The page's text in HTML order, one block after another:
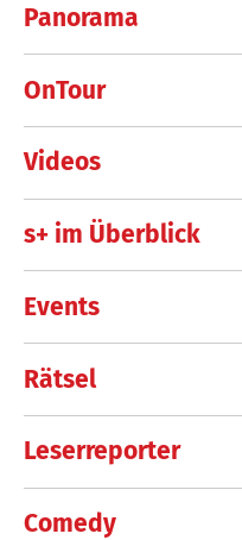
Panorama
OnTour
Videos
s+ im Überblick
Events
Rätsel
Leserreporter
Comedy